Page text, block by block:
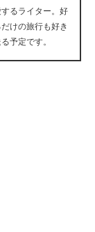
るライター。好
けの旅行も好き
予定です。